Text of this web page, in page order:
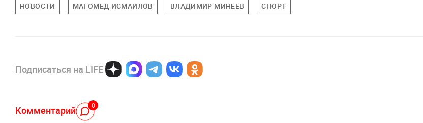
НОВОСТИ МАГОМЕД ИСМАИЛОВ ВЛАДИМИР МИНЕЕВ СПОРТ
Подписаться на LIFE
Комментарий 0